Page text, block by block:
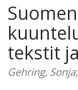
tekstit
Gehring,